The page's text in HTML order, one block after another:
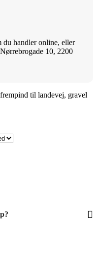
du handler online, eller
10, 2200
til landevej, gravel